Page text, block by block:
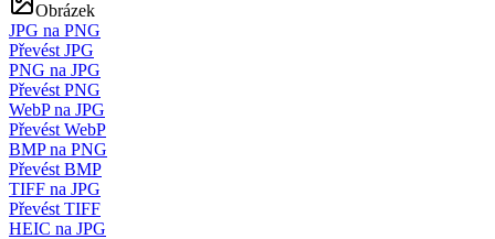
Obrázek
JPG na PNG
Převést JPG
PNG na JPG
Převést PNG
WebP na JPG
Převést WebP
BMP na PNG
Převést BMP
TIFF na JPG
Převést TIFF
HEIC na JPG